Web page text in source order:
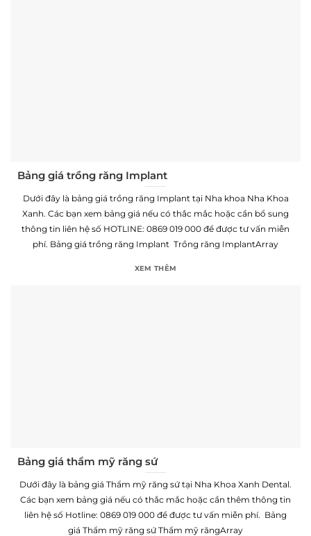
Bảng giá trồng răng Implant
Dưới đây là bảng giá trồng răng Implant tại Nha khoa Nha Khoa
Xanh. Các bạn xem bảng giá nếu có thắc mắc hoặc cần bổ sung
thông tin liên hệ số HOTLINE: 0869 019 000 để được tư vấn miễn
phí. Bảng giá trồng răng Implant Trồng răng ImplantArray
XEM THÊM
Bảng giá thẩm mỹ răng sứ
Dưới đây là bảng giá Thẩm mỹ răng sứ tại Nha Khoa Xanh Dental.
Các bạn xem bảng giá nếu có thắc mắc hoặc cần thêm thông tin
liên hệ số Hotline: 0869 019 000 để được tư vấn miễn phí. Bảng
giá Thẩm mỹ răng sứ Thẩm mỹ răngArray